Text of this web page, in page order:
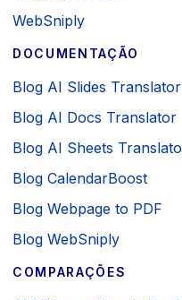
WebSniply
DOCUMENTAÇÃO
Blog AI Slides Translator
Blog AI Docs Translator
Blog AI Sheets
Blog CalendarBoost
Blog Webpage to PDF
Blog WebSniply
COMPARAÇÕES